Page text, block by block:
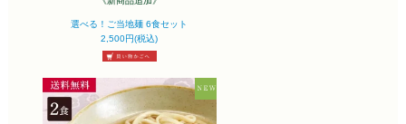
選べる！ご当地麺 6食セット
2,500円(税込)